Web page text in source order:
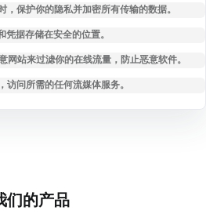
，保护你的隐私并加密所有传输的数据。
凭据存储在安全的位置。
网站来过滤你的在线流量，防止恶意软件。
访问所需的任何流媒体服务。
们的产品